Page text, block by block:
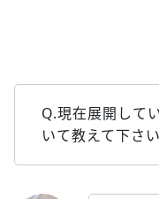
Q.現在展開して
いて教えて下さい